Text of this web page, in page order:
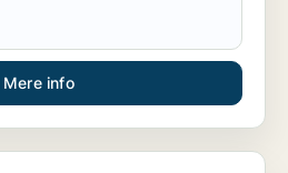
Mere info